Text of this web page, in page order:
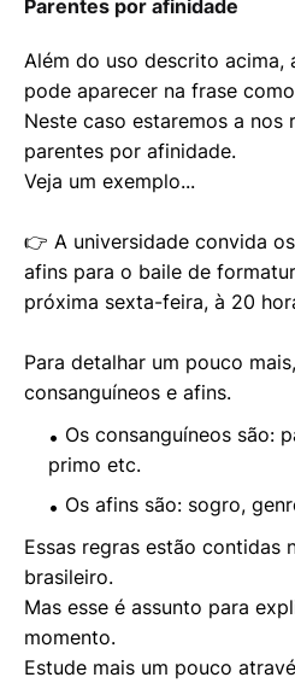
Parentes por afinidade
Além do uso descrito acima,
pode aparecer na frase
Neste caso estaremos a nos
parentes por afinidade.
Veja um exemplo...
👉 A universidade convida
afins para o baile de
próxima sexta-feira, à 20
Para detalhar um pouco
consanguíneos e afins.
Os consanguíneos são:
primo etc.
Os afins são: sogro,
Essas regras estão contidas
brasileiro.
Mas esse é assunto para
momento.
Estude mais um pouco